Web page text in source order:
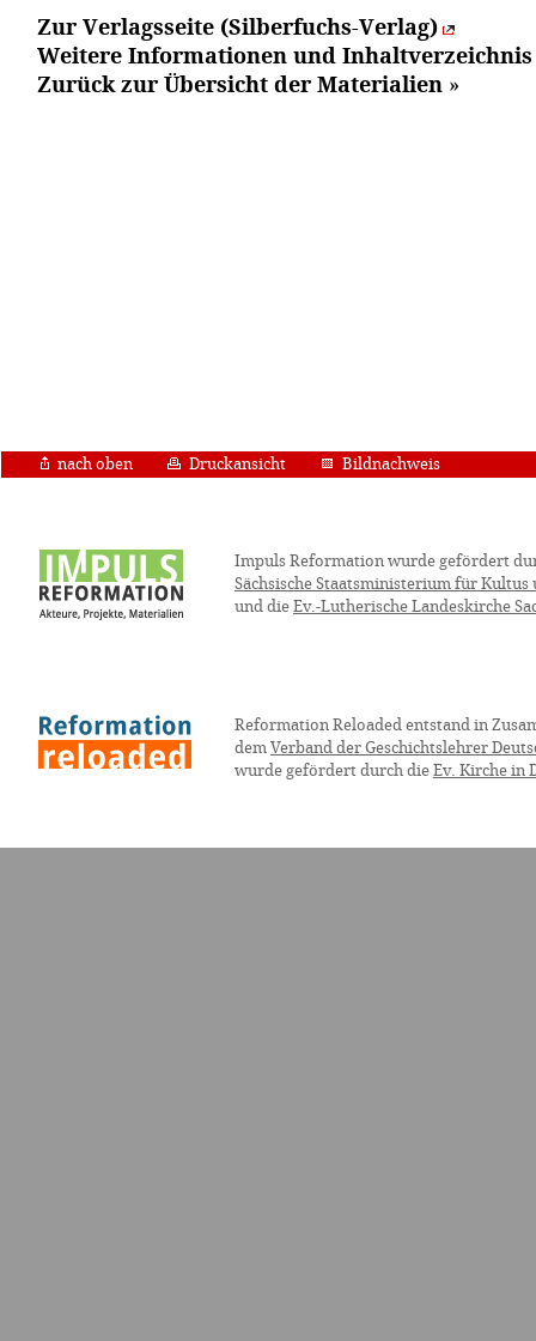
Zur Verlagsseite (Silberfuchs-Verlag)
Weitere Informationen und
Zurück zur Übersicht der Materialien »
nach oben Druckansicht Bildnachweis
Impuls Reformation wurde gefördert
Sächsische Staatsministerium für Kultus
und die Ev.-Lutherische Landeskirche
Reformation Reloaded entstand in
dem Verband der Geschichtslehrer
wurde gefördert durch die Ev. Kirche in